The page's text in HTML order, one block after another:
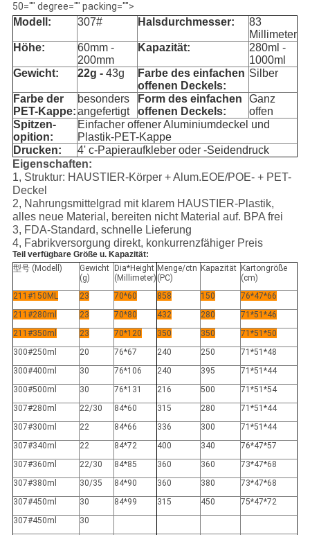
50="" degree="" packing="">
Modell: 307# Halsdurchmesser:
83
Millimeter
Höhe:
60mm -
200mm
Kapazität:
280ml -
1000ml
Gewicht:
22g - 43g
Farbe des einfachen
offenen Deckels:
Silber
Farbe der
PET-Kappe:
besonders
angefertigt
Form des einfachen
offenen Deckels:
Ganz
offen
Spitzen-
opition:
Einfacher offener Aluminiumdeckel und
Plastik-PET-Kappe
Drucken:
4' c-Papieraufkleber oder -Seidendruck
Eigenschaften:
1, Struktur: HAUSTIER-Körper + Alum.EOE/POE- + PET-
Deckel
2, Nahrungsmittelgrad mit klarem HAUSTIER-Plastik,
alles neue Material, bereiten nicht Material auf. BPA frei
3, FDA-Standard, schnelle Lieferung
4, Fabrikversorgung direkt, konkurrenzfähiger Preis
Teil verfügbare Größe u. Kapazität:
型号 (Modell)
Gewicht
(g)
Dia*Height
(Millimeter)
Menge/ctn
(PC)
Kapazität Kartongröße
(cm)
211#150ML
23 70*60 858 150
76*47*66
211#280ml
23 70*80 432 280
71*51*46
211#350ml
23 70*120 350 350
71*51*50
300#250ml
20 76*67 240 250
71*51*48
300#400ml
30 76*106 240 395
71*51*44
300#500ml
30 76*131 216 500
71*51*54
307#280ml
22/30 84*60 315 280
71*51*44
307#300ml
22 84*66 336 300
71*51*44
307#340ml
22 84*72 400 340
76*47*57
307#360ml
22/30 84*85 360 360
73*47*68
307#380ml
30/35 84*90 360 380
73*47*68
307#450ml
30 84*99 315 450
75*47*72
307#450ml
30